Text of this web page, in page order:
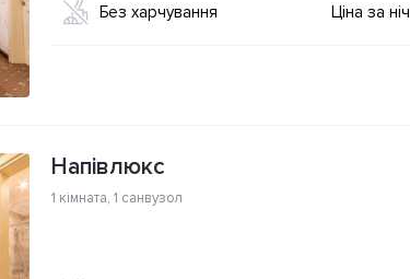
Без харчування Ціна за ніч
Напівлюкс
1 кімната, 1 санвузол